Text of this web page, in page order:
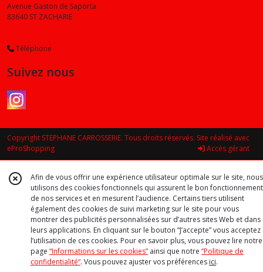
X6
(2)
M3
(1)
Afficher
résultats
Avenue Gaston de Saporta
83640 ST ZACHARIE
Téléphone
Suivez nous
Copyright STEPHANE CARROSSERIE. Tous droits réservés. Site réalisé avec
eProShopping
Accès gérant
Afin de vous offrir une expérience utilisateur optimale sur le site, nous
utilisons des cookies fonctionnels qui assurent le bon fonctionnement
de nos services et en mesurent l’audience. Certains tiers utilisent
également des cookies de suivi marketing sur le site pour vous
montrer des publicités personnalisées sur d’autres sites Web et dans
leurs applications. En cliquant sur le bouton “J’accepte” vous acceptez
l’utilisation de ces cookies. Pour en savoir plus, vous pouvez lire notre
page “Informations sur les cookies” ainsi que notre “Politique de
confidentialité“. Vous pouvez ajuster vos préférences ici.